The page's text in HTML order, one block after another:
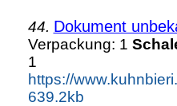
44. Dokument
Verpackung: 1
1
https://
639.2kb